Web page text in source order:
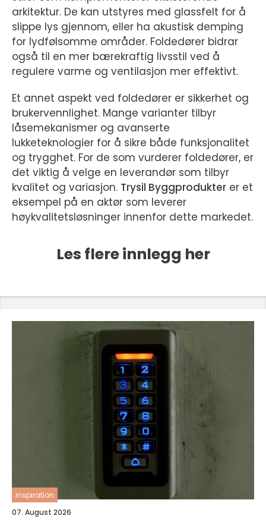
arkitektur. De kan utstyres med glassfelt for å
slippe lys gjennom, eller ha akustisk demping
for lydfølsomme områder. Foldedører bidrar
også til en mer bærekraftig livsstil ved å
regulere varme og ventilasjon mer effektivt.
Et annet aspekt ved foldedører er sikkerhet og
brukervennlighet. Mange varianter tilbyr
låsemekanismer og avanserte
lukketeknologier for å sikre både funksjonalitet
og trygghet. For de som vurderer foldedører, er
det viktig å velge en leverandør som tilbyr
kvalitet og variasjon. Trysil Byggprodukter er et
eksempel på en aktør som leverer
høykvalitetsløsninger innenfor dette markedet.
Les flere innlegg her
inspiration
07. August 2026